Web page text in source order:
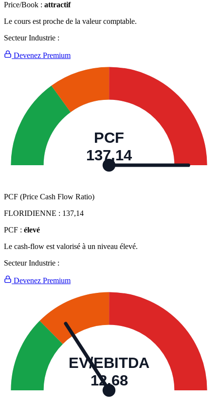
Price/Book : attractif
Le cours est proche de la valeur comptable.
Secteur Industrie :
Devenez Premium
PCF
137,14
PCF (Price Cash Flow Ratio)
FLORIDIENNE : 137,14
PCF : élevé
Le cash-flow est valorisé à un niveau élevé.
Secteur Industrie :
Devenez Premium
EV/EBITDA
12,68